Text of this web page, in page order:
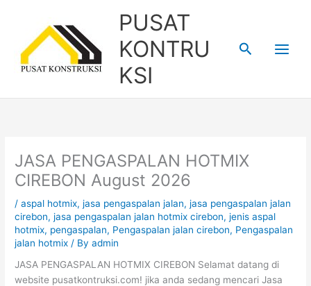
content
PUSAT
KONTRU
KSI
Search
JASA PENGASPALAN HOTMIX
CIREBON August 2026
/aspal hotmix,jasa pengaspalan jalan,jasa pengaspalan jalan
cirebon,jasa pengaspalan jalan hotmix cirebon,jenis aspal
hotmix, pengaspalan, Pengaspalan jalan cirebon, Pengaspalan
jalan hotmix / Byadmin
JASA PENGASPALAN HOTMIX CIREBON Selamat datang di
website pusatkontruksi.com! jika anda sedang mencari Jasa